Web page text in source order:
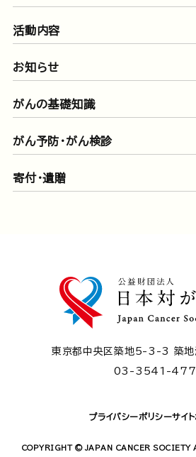
活動内容
お知らせ
がんの基礎知識
がん予防・がん検診
寄付・遺贈
東京都中央区築地5-3-3 築地
03-3541-
プライバシーポリシーサイ
COPYRIGHT © JAPAN CANCER SOCIETY